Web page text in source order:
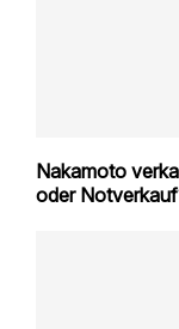
Nakamoto
oder